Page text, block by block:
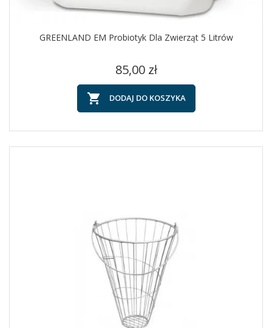
GREENLAND EM Probiotyk Dla Zwierząt 5 Litrów
Cena
85,00 zł
 DODAJ DO KOSZYKA